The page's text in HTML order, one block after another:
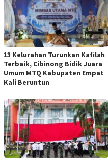
13 Kelurahan Turunkan Kafilah
Terbaik, Cibinong Bidik Juara
Umum MTQ Kabupaten Empat
Kali Beruntun